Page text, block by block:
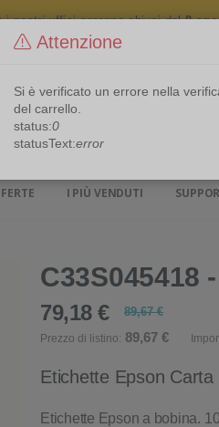
i nostri uffici saranno chiusi dal8
Riservata
I PIÙ VENDUTI
C33S045418
79,18 € 89,67 €
Prezzo di listino: 89,67 €
Etichette Epson
Etichette Epson a bobina.
Attenzione
Si è verificato un errore nella
del carrello.
status:0
statusText:error